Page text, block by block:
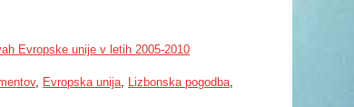
Evropske unije v letih 2005-2010
, Evropska unija, Lizbonska pogodba,